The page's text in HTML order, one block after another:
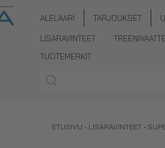
ALELAARI TARJOUKSET
LISÄRAVINTEET
TUOTEMERKIT
ETUSIVU • LISÄRAVINTEET •